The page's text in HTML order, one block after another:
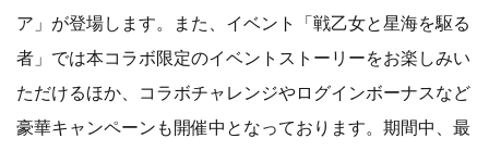
ア」が登場します。また、イベント「戦乙女と星海を駆る
者」では本コラボ限定のイベントストーリーをお楽しみい
ただけるほか、コラボチャレンジやログインボーナスなど
豪華キャンペーンも開催中となっております。期間中、最